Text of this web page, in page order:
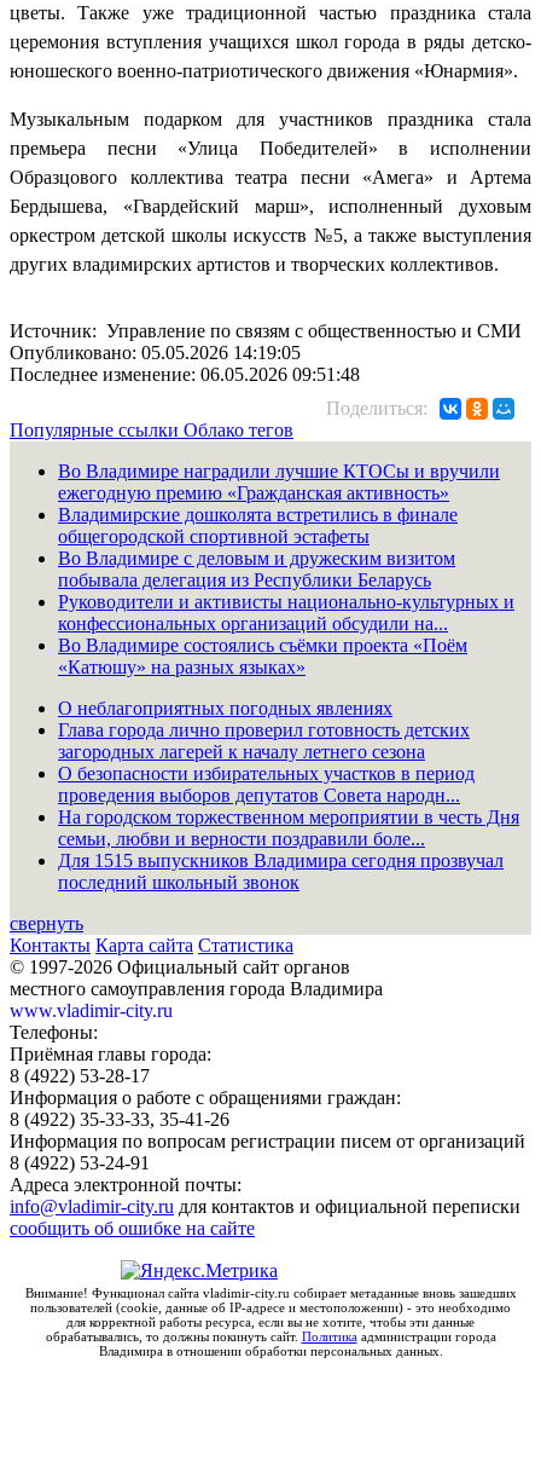
цветы. Также уже традиционной частью праздника стала
церемония вступления учащихся школ города в ряды детско-
юношеского военно-патриотического движения «Юнармия».
Музыкальным подарком для участников праздника стала
премьера песни «Улица Победителей» в исполнении
Образцового коллектива театра песни «Амега» и Артема
Бердышева, «Гвардейский марш», исполненный духовым
оркестром детской школы искусств №5, а также выступления
других владимирских артистов и творческих коллективов.
Источник: Управление по связям с общественностью и СМИ
Опубликовано: 05.05.2026 14:19:05
Последнее изменение: 06.05.2026 09:51:48
Поделиться:
Популярные ссылки Облако тегов
Во Владимире наградили лучшие КТОСы и вручили
ежегодную премию «Гражданская активность»
Владимирские дошколята встретились в финале
общегородской спортивной эстафеты
Во Владимире с деловым и дружеским визитом
побывала делегация из Республики Беларусь
Руководители и активисты национально-культурных и
конфессиональных организаций обсудили на...
Во Владимире состоялись съёмки проекта «Поём
«Катюшу» на разных языках»
О неблагоприятных погодных явлениях
Глава города лично проверил готовность детских
загородных лагерей к началу летнего сезона
О безопасности избирательных участков в период
проведения выборов депутатов Совета народн...
На городском торжественном мероприятии в честь Дня
семьи, любви и верности поздравили боле...
Для 1515 выпускников Владимира сегодня прозвучал
последний школьный звонок
свернуть
Контакты Карта сайта Статистика
© 1997-2026 Официальный сайт органов
местного самоуправления города Владимира
www.vladimir-city.ru
Телефоны:
Приёмная главы города:
8 (4922) 53-28-17
Информация о работе с обращениями граждан:
8 (4922) 35-33-33, 35-41-26
Информация по вопросам регистрации писем от организаций
8 (4922) 53-24-91
Адреса электронной почты:
info@vladimir-city.ru для контактов и официальной переписки
сообщить об ошибке на сайте
Внимание! Функционал сайта vladimir-city.ru собирает метаданные вновь зашедших
пользователей (cookie, данные об IP-адресе и местоположении) - это необходимо
для корректной работы ресурса, если вы не хотите, чтобы эти данные
обрабатывались, то должны покинуть сайт. Политикаадминистрации города
Владимира в отношении обработки персональных данных.